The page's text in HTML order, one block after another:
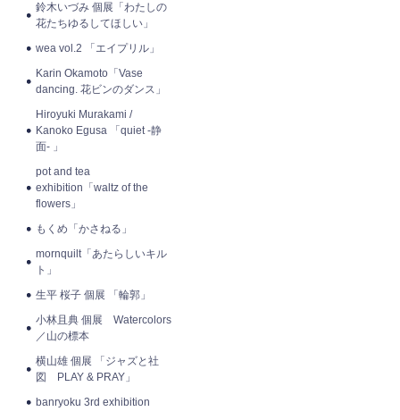
鈴木いづみ 個展「わたしの
花たちゆるしてほしい」
wea vol.2 「エイプリル」
Karin Okamoto「Vase
dancing. 花ビンのダンス」
Hiroyuki Murakami /
Kanoko Egusa 「quiet -静
面- 」
pot and tea
exhibition「waltz of the
flowers」
もくめ「かさねる」
mornquilt「あたらしいキル
ト」
生平 桜子 個展 「輪郭」
小林且典 個展 Watercolors
／山の標本
横山雄 個展 「ジャズと社
図 PLAY & PRAY」
banryoku 3rd exhibition